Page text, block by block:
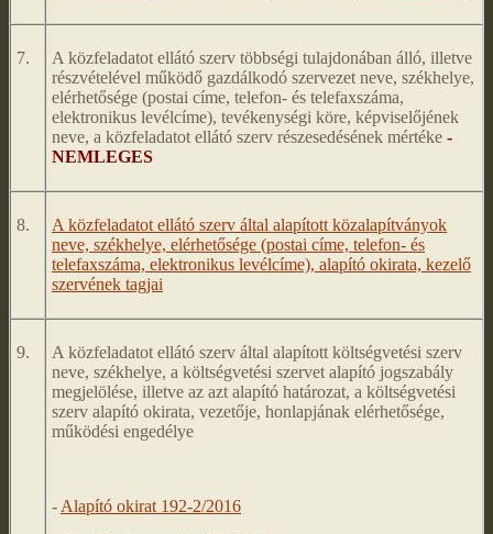
7.
A közfeladatot ellátó szerv többségi tulajdonában álló, illetve
részvételével működő gazdálkodó szervezet neve, székhelye,
elérhetősége (postai címe, telefon- és telefaxszáma,
elektronikus levélcíme), tevékenységi köre, képviselőjének
neve, a közfeladatot ellátó szerv részesedésének mértéke -
NEMLEGES
8.
A közfeladatot ellátó szerv által alapított közalapítványok
neve, székhelye, elérhetősége (postai címe, telefon- és
telefaxszáma, elektronikus levélcíme), alapító okirata, kezelő
szervének tagjai
9.
A közfeladatot ellátó szerv által alapított költségvetési szerv
neve, székhelye, a költségvetési szervet alapító jogszabály
megjelölése, illetve az azt alapító határozat, a költségvetési
szerv alapító okirata, vezetője, honlapjának elérhetősége,
működési engedélye
- Alapító okirat 192-2/2016